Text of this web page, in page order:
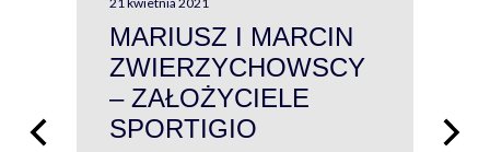
MARIUSZ I MARCIN
ZWIERZYCHOWSCY
– ZAŁOŻYCIELE
SPORTIGIO